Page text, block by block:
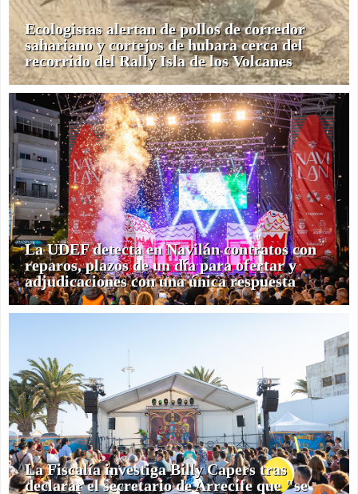
Ecologistas alertan de pollos de corredor
sahariano y cortejos de hubara cerca del
recorrido del Rally Isla de los Volcanes
La UDEF detecta en Navilán contratos con
reparos, plazos de un día para ofertar y
adjudicaciones con una única respuesta
La Fiscalía investiga Billy Capers tras
declarar el secretario de Arrecife que "se